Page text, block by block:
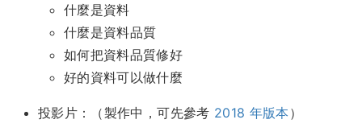
什麼是資料
什麼是資料品質
如何把資料品質修好
好的資料可以做什麼
投影片：（製作中，可先參考 2018 年版本 ）